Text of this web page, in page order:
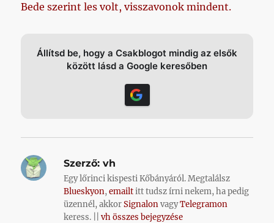
Bede szerint les volt, visszavonok mindent.
Állítsd be, hogy a Csakblogot mindig az elsők
között lásd a Google keresőben
Szerző: vh
Egy lőrinci kispesti Kőbányáról. Megtalálsz
Blueskyon,emailtitt tudsz írni nekem, ha pedig
üzennél, akkorSignalonvagyTelegramon
keress. ||vh összes bejegyzése